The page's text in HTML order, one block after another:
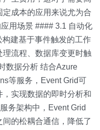
成本的应用来说尤为合
用场景 #### 3.1 自动化
建基于事件触发的工作
流程、数据库变更时触
数据分析 结合Azure
等服务，Event Grid可
实现数据的即时分析和
务架构中，Event Grid
的松耦合通信，降低了